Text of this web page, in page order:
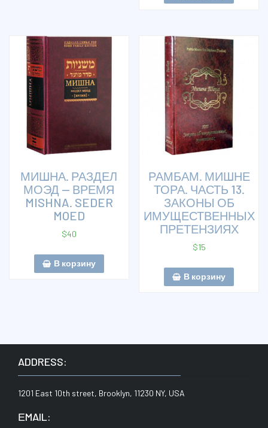
МИШНА. РАЗДЕЛ
МОЭД — ВРЕМЯ
MISHNA. SEDER
MOED
$40
В корзину
РАМБАМ. МИШНЕ
ТОРА. ЧАСТЬ 13.
ЗАКОНЫ ОБ
ИМУЩЕСТВЕННЫХ
ПРЕТЕНЗИЯХ
$15
В корзину
ADDRESS:
1201 East 10th street, Brooklyn, 11230 NY, USA
ЕMAIL: